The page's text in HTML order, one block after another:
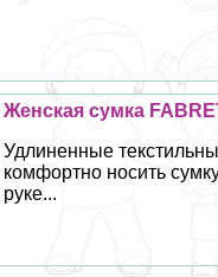
Женская сумка
Удлиненные
комфортно носить
руке...